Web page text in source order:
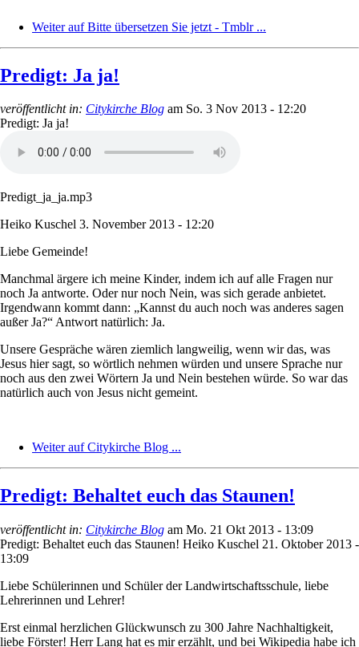
Weiter auf Bitte übersetzen Sie jetzt - Tmblr ...
Predigt: Ja ja!
veröffentlicht in: Citykirche Blog am So. 3 Nov 2013 - 12:20
Predigt: Ja ja!
Predigt_ja_ja.mp3
Heiko Kuschel 3. November 2013 - 12:20
Liebe Gemeinde!
Manchmal ärgere ich meine Kinder, indem ich auf alle Fragen nur
noch Ja antworte. Oder nur noch Nein, was sich gerade anbietet.
Irgendwann kommt dann: „Kannst du auch noch was anderes sagen
außer Ja?“ Antwort natürlich: Ja.
Unsere Gespräche wären ziemlich langweilig, wenn wir das, was
Jesus hier sagt, so wörtlich nehmen würden und unsere Sprache nur
noch aus den zwei Wörtern Ja und Nein bestehen würde. So war das
natürlich auch von Jesus nicht gemeint.
Weiter auf Citykirche Blog ...
Predigt: Behaltet euch das Staunen!
veröffentlicht in: Citykirche Blog am Mo. 21 Okt 2013 - 13:09
Predigt: Behaltet euch das Staunen! Heiko Kuschel 21. Oktober 2013 -
13:09
Liebe Schülerinnen und Schüler der Landwirtschaftsschule, liebe
Lehrerinnen und Lehrer!
Erst einmal herzlichen Glückwunsch zu 300 Jahre Nachhaltigkeit,
liebe Förster! Herr Lang hat es mir erzählt, und bei Wikipedia habe ich